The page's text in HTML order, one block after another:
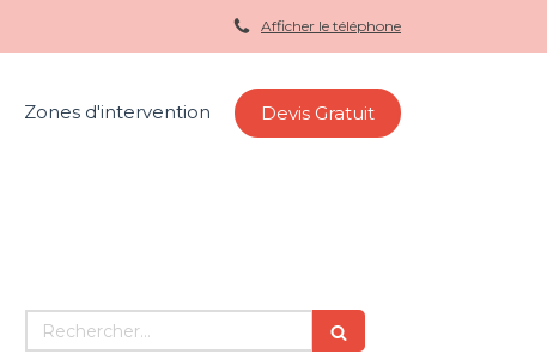
Afficher le téléphone
Zones d'intervention Devis Gratuit
Rechercher